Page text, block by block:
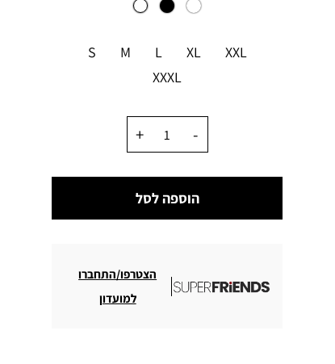
S M L XL
XXL
XXXL
הוספה לסל
הצטרפו/התחברו
למועדון